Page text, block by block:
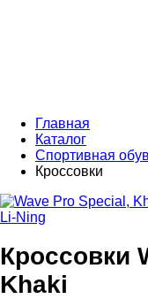
Главная
Каталог
Спортивная
Кроссовки
Li-Ning
Кроссовки
Khaki